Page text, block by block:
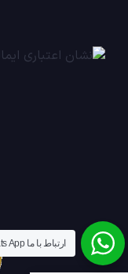
ارتباط با ما Whats App